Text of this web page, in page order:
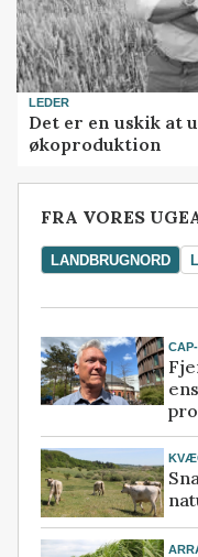
LEDER
Det er en uskik at
økoproduktion
FRA VORES
LANDBRUGNORD